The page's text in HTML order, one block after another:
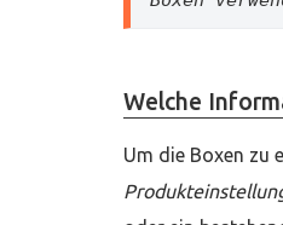
Welche
Um die Boxen zu